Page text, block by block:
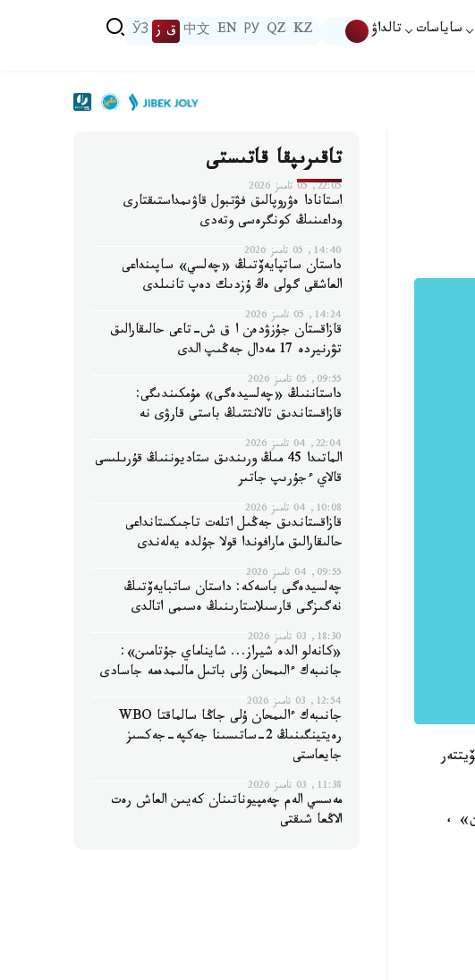
ساياسات تالداۋ KZ
QZ
РУ
EN
中文 ق ز ЎЗ
،
تاقىرىپقا قاتىستى
22:05, 05 تامىز 2026
استانادا ەۋروپالىق فۋتبول قاۋىمداستىقتارى
وداعىنىڭ كونگرەسى وتەدى
14:40, 05 تامىز 2026
داستان ساتپايەۆتىڭ «چەلسي» ساپىنداعى
العاشقى گولى ەڭ ۇزدىك دەپ تانىلدى
14:24, 05 تامىز 2026
قازاقستان جۇزۋدەن ا ق ش-تاعى حالىقارالىق
تۋرنيردە 17 مەدال جەڭىپ الدى
09:55, 05 تامىز 2026
داستاننىڭ «چەلسيدەگى» مۇمكىندىگى:
قازاقستاندىق تالانتتىڭ باستى قارۋى نە
22:04, 04 تامىز 2026
الماتىدا 45 مىڭ ورىندىق ستاديوننىڭ قۇرىلىسى
قالاي ءجۇرىپ جاتىر
10:08, 04 تامىز 2026
قازاقستاندىق جەڭىل اتلەت تاجىكستانداعى
حالىقارالىق مارافوندا قولا جۇلدە يەلەندى
09:55, 04 تامىز 2026
چەلسيدەگى باسەكە: داستان ساتبايەۆتىڭ
نەگىزگى قارسىلاستارىنىڭ ەسىمى اتالدى
18:30, 03 تامىز 2026
«كانەلو الدە شيراز... شايناماي جۇتامىن»:
جانىبەك ءالىمحان ۇلى باتىل مالىمدەمە جاسادى
12:54, 03 تامىز 2026
جانىبەك ءالىمحان ۇلى جاڭا سالماقتا WBO
رەيتينگىنىڭ 2-ساتىسىنا جەكپە-جەكسىز
جايعاستى
11:38, 03 تامىز 2026
مەسسي الەم چەمپيوناتىنان كەيىن العاش رەت
الاڭعا شىقتى